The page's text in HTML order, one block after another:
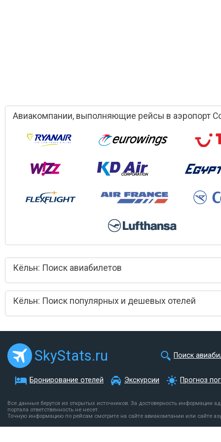
Авиакомпании, выполняющие рейсы в аэропорт
Кёльн: Поиск авиабилетов
Кёльн: Поиск популярных и дешевых отелей
SkyStats.ru Поиск
Бронирование отелей Экскурсии Прогноз
Все данные берутся из открытых источников. За достоверность информации
портала ответственность не несет.
Точную информацию по рейсам смотрите на сайте авиакомпании или сайте